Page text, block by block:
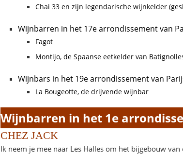
Chai 33 en zijn legendarische wijnkelder
Wijnbarren in het 17e arrondissement van
Fagot
Montijo, de Spaanse eetkelder van
Wijnbars in het 19e arrondissement van
La Bougeotte, de drijvende wijnbar
Wijnbarren in het 1e
CHEZ JACK
Ik neem je mee naar Les Halles om het bijgebouw